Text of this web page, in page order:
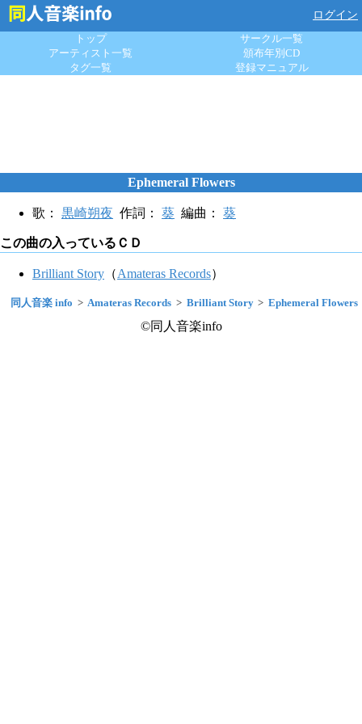
ログイン
トップ
サークル一覧
アーティスト一覧
頒布年別CD
タグ一覧
登録マニュアル
Ephemeral Flowers
歌： 黒崎朔夜 作詞： 葵 編曲： 葵
この曲の入っているＣＤ
Brilliant Story （Amateras Records）
同人音楽 info Amateras Records Brilliant Story Ephemeral Flowers
©同人音楽info